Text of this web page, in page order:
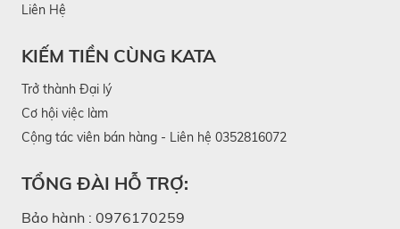
Liên Hệ
KIẾM TIỀN CÙNG KATA
Trở thành Đại lý
Cơ hội việc làm
Cộng tác viên bán hàng - Liên hệ 0352816072
TỔNG ĐÀI HỖ TRỢ:
Bảo hành : 0976170259